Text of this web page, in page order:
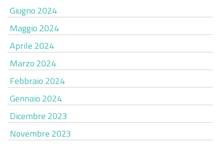
Giugno 2024
Maggio 2024
Aprile 2024
Marzo 2024
Febbraio 2024
Gennaio 2024
Dicembre 2023
Novembre 2023